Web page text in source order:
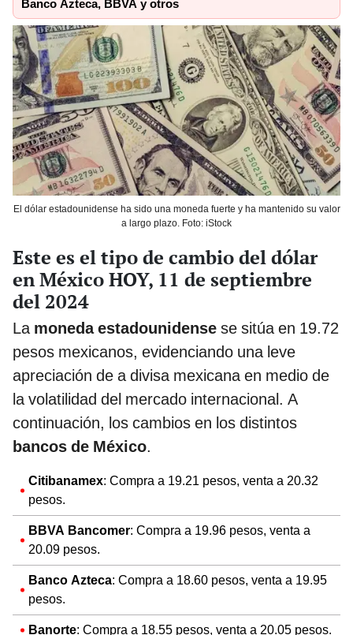
Banco Azteca, BBVA y otros
El dólar estadounidense ha sido una moneda fuerte y ha mantenido su valor
a largo plazo. Foto: iStock
Este es el tipo de cambio del dólar
en México HOY, 11 de septiembre
del 2024
La moneda estadounidense se sitúa en 19.72
pesos mexicanos, evidenciando una leve
apreciación de a divisa mexicana en medio de
la volatilidad del mercado internacional. A
continuación, los cambios en los distintos
bancos de México.
Citibanamex: Compra a 19.21 pesos, venta a 20.32
pesos.
BBVA Bancomer: Compra a 19.96 pesos, venta a
20.09 pesos.
Banco Azteca: Compra a 18.60 pesos, venta a 19.95
pesos.
Banorte: Compra a 18.55 pesos, venta a 20.05 pesos.